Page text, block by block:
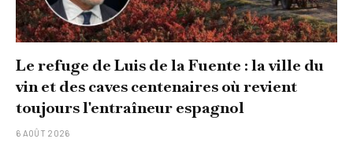
Le refuge de Luis de la Fuente : la ville du
vin et des caves centenaires où revient
toujours l'entraîneur espagnol
6 AOÛT 2026